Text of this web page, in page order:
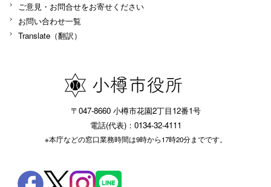
ご意見・お問合せをお寄せください
お問い合わせ一覧
Translate（翻訳）
〒047-8660 小樽市花園2丁目12番1号
電話(代表)：0134-32-4111
※本庁などの窓口業務時間は9時から17時20分までです。